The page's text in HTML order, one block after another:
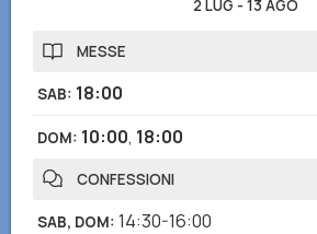
2 LUG - 13 AGO
MESSE
SAB: 18:00
DOM: 10:00, 18:00
CONFESSIONI
SAB, DOM: 14:30-16:00